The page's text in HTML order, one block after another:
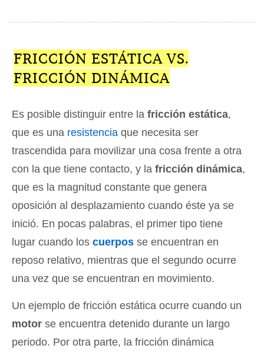
FRICCIÓN ESTÁTICA VS.
FRICCIÓN DINÁMICA
Es posible distinguir entre la fricción estática,
que es una resistencia que necesita ser
trascendida para movilizar una cosa frente a otra
con la que tiene contacto, y la fricción dinámica,
que es la magnitud constante que genera
oposición al desplazamiento cuando éste ya se
inició. En pocas palabras, el primer tipo tiene
lugar cuando los cuerpos se encuentran en
reposo relativo, mientras que el segundo ocurre
una vez que se encuentran en movimiento.
Un ejemplo de fricción estática ocurre cuando un
motor se encuentra detenido durante un largo
periodo. Por otra parte, la fricción dinámica